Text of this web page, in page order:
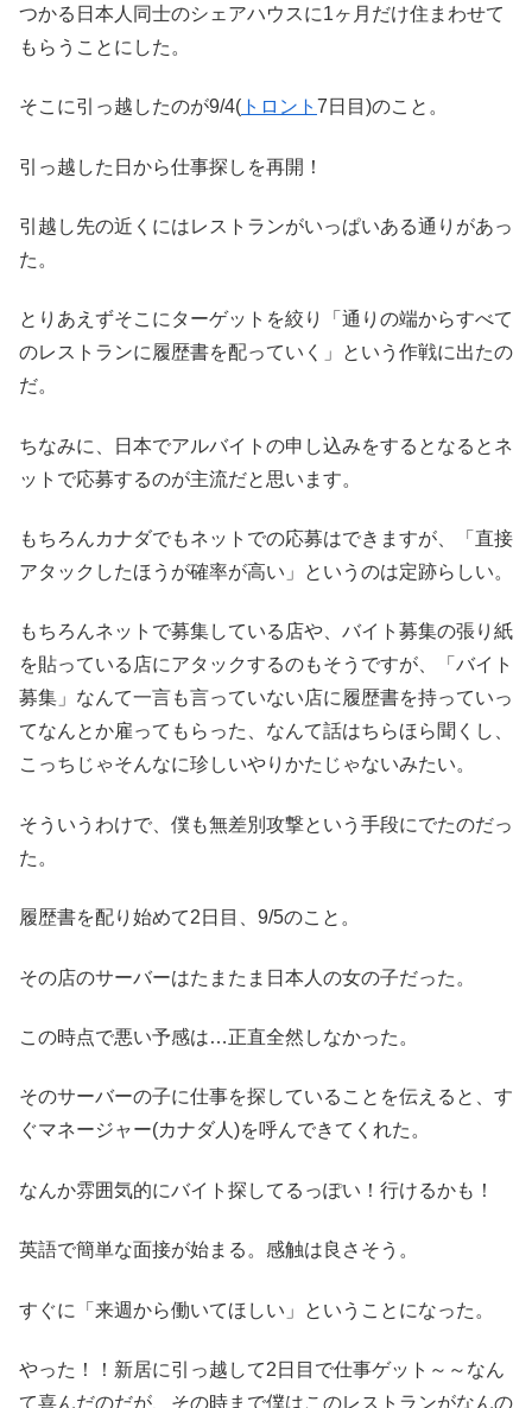
つかる日本人同士のシェアハウスに1ヶ月だけ住まわせて
もらうことにした。
そこに引っ越したのが9/4( トロント 7日目)のこと。
引っ越した日から仕事探しを再開！
引越し先の近くにはレストランがいっぱいある通りがあっ
た。
とりあえずそこにターゲットを絞り「通りの端からすべて
のレストランに履歴書を配っていく」という作戦に出たの
だ。
ちなみに、日本でアルバイトの申し込みをするとなるとネ
ットで応募するのが主流だと思います。
もちろんカナダでもネットでの応募はできますが、「直接
アタックしたほうが確率が高い」というのは定跡らしい。
もちろんネットで募集している店や、バイト募集の張り紙
を貼っている店にアタックするのもそうですが、「バイト
募集」なんて一言も言っていない店に履歴書を持っていっ
てなんとか雇ってもらった、なんて話はちらほら聞くし、
こっちじゃそんなに珍しいやりかたじゃないみたい。
そういうわけで、僕も無差別攻撃という手段にでたのだっ
た。
履歴書を配り始めて2日目、9/5のこと。
その店のサーバーはたまたま日本人の女の子だった。
この時点で悪い予感は…正直全然しなかった。
そのサーバーの子に仕事を探していることを伝えると、す
ぐマネージャー(カナダ人)を呼んできてくれた。
なんか雰囲気的にバイト探してるっぽい！行けるかも！
英語で簡単な面接が始まる。感触は良さそう。
すぐに「来週から働いてほしい」ということになった。
やった！！新居に引っ越して2日目で仕事ゲット～～なん
て喜んだのだが、その時まで僕はこのレストランがなんの